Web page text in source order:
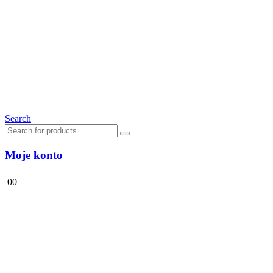
Search
Moje konto
00